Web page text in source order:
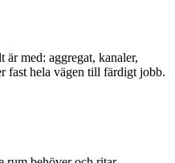
med: aggregat, kanaler,
fast hela vägen till färdigt jobb.